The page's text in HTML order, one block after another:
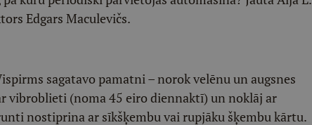
Edgars Maculevičs.
sagatavo pamatni – norok velēnu un augsnes
vibroblieti (noma 45 eiro diennaktī) un noklāj ar
nostiprina ar sīkšķembu vai rupjāku šķembu kārtu.